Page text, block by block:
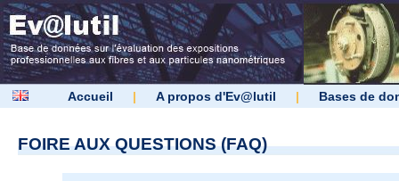
Accueil | A propos d'Ev@lutil | Bases de
FOIRE AUX QUESTIONS (FAQ)